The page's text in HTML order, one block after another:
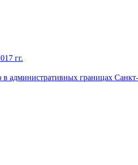
гг.
границах